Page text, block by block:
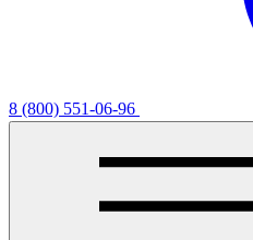
8 (800) 551-06-96